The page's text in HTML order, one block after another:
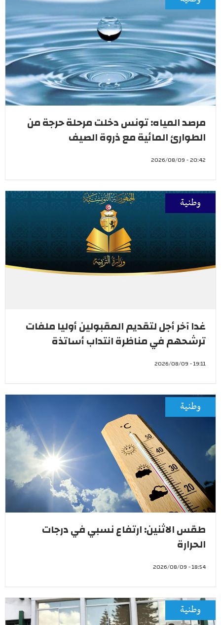
مرصد المياه: تونس دخلت مرحلة حرجة من
الطوارئ المائية مع ذروة الصيف
20:42 - 2026/08/09
وطنية
غدا آخر أجل لتقديم المقبولين أوليا ملفات
ترشحهم في مناظرة انتداب أساتذة
19:11 - 2026/08/09
وطنية
طقس الاثنين: ارتفاع نسبي في درجات
الحرارة
18:54 - 2026/08/09
وطنية